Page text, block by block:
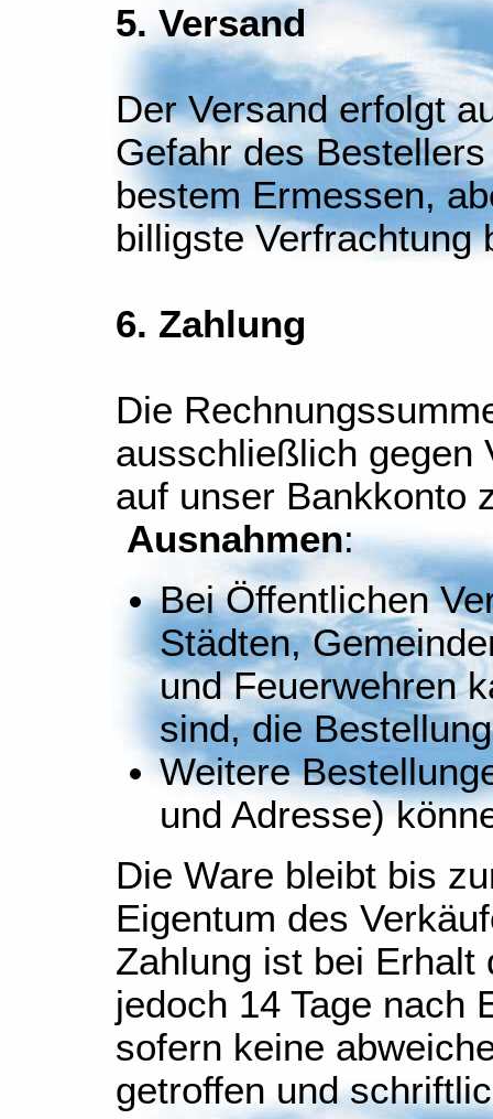
5. Versand
Der Versand erfolgt
Gefahr des
bestem Ermessen,
billigste Verfrachtung
6. Zahlung
Die
ausschließlich gegen
auf unser Bankkonto
Ausnahmen:
Bei Öffentlichen
Städten,
und Feuerwehren
sind, die
Weitere
und Adresse)
Die Ware bleibt bis
Eigentum des
Zahlung ist bei Erhalt
jedoch 14 Tage nach
sofern keine
getroffen und